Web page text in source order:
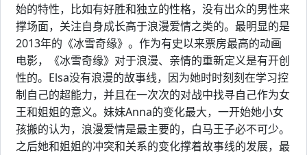
始的特性，比如有好胜和独立的性格，没有出众的男性来
撑场面，关注自身成长高于浪漫爱情之类的。最明显的是
2013年的《冰雪奇缘》。作为有史以来票房最高的动画
电影，《冰雪奇缘》对于浪漫、亲情的重新定义是有开创
性的。Elsa没有浪漫的故事线，因为她时时刻刻在学习控
制自己的超能力，并且在一次次的对战中找寻自己作为女
王和姐姐的意义。妹妹Anna的变化最大，一开始她小女
孩搬的认为，浪漫爱情是最主要的，白马王子必不可少。
之后她和姐姐的冲突和关系的变化撑着故事线的发展，最